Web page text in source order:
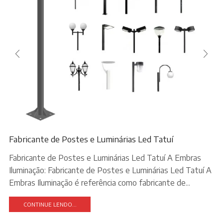
Fabricante de Postes e Luminárias Led Tatuí
Fabricante de Postes e Luminárias Led Tatuí A Embras
Iluminação: Fabricante de Postes e Luminárias Led Tatuí A
Embras Iluminação é referência como fabricante de...
CONTINUE LENDO...